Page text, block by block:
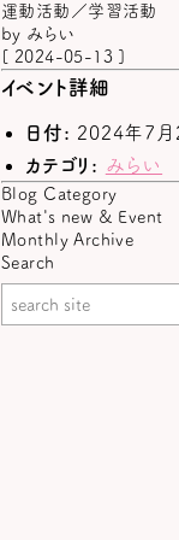
運動活動／学習活動
by みらい
[ 2024-05-13 ]
イベント詳細
日付: 2024年7月
カテゴリ: みらい
Blog Category
What's new & Event
Monthly Archive
Search